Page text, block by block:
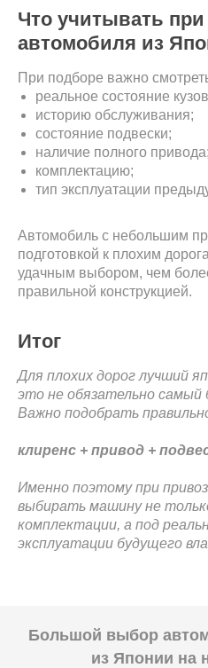
Что учитывать при
автомобиля из
При подборе важно
реальное состояние
историю обслуживания;
состояние подвески;
наличие полного привода;
комплектацию;
тип эксплуатации
Автомобиль с небольшим
подготовкой к плохим
удачным выбором, чем
правильной конструкцией.
Итог
Для плохих дорог лучший
это не обязательно самый
Важно подобрать
клиренс + привод +
Именно поэтому при
выбирать машину не
комплектации, а под
эксплуатации будущего
Большой выбор
из Японии на